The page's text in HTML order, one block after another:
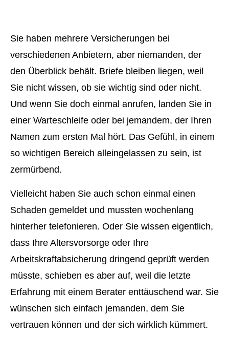
Sie haben mehrere Versicherungen bei
verschiedenen Anbietern, aber niemanden, der
den Überblick behält. Briefe bleiben liegen, weil
Sie nicht wissen, ob sie wichtig sind oder nicht.
Und wenn Sie doch einmal anrufen, landen Sie in
einer Warteschleife oder bei jemandem, der Ihren
Namen zum ersten Mal hört. Das Gefühl, in einem
so wichtigen Bereich alleingelassen zu sein, ist
zermürbend.
Vielleicht haben Sie auch schon einmal einen
Schaden gemeldet und mussten wochenlang
hinterher telefonieren. Oder Sie wissen eigentlich,
dass Ihre Alters­vorsorge oder Ihre
Arbeitskraftabsicherung dringend geprüft werden
müsste, schieben es aber auf, weil die letzte
Erfahrung mit einem Berater enttäuschend war. Sie
wün­schen sich einfach jemanden, dem Sie
vertrauen können und der sich wirklich kümmert.